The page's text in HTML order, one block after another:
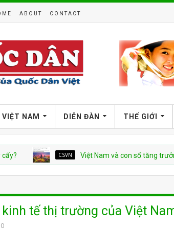
ABOUT CONTACT
VIỆT NAM DIỄN ĐÀN THẾ GIỚI
CSVN Việt Nam và con số tăng trưởng
kinh tế thị trường của Việt
0